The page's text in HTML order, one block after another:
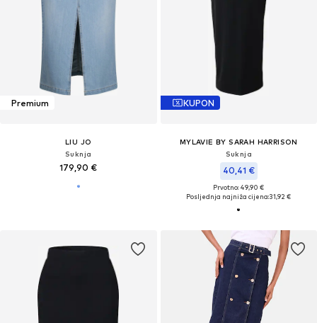
Premium
LIU JO
Suknja
179,90 €
KUPON
MYLAVIE BY SARAH HARRISON
Suknja
40,41 €
Prvotno: 49,90 €
Posljednja najniža cijena:31,92 €